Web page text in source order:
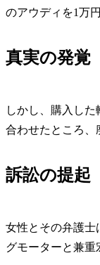
のアウディを1万
真実の発覚
しかし、購入し
合わせたところ、
訴訟の提起
女性とその弁護士
グモーターと兼重